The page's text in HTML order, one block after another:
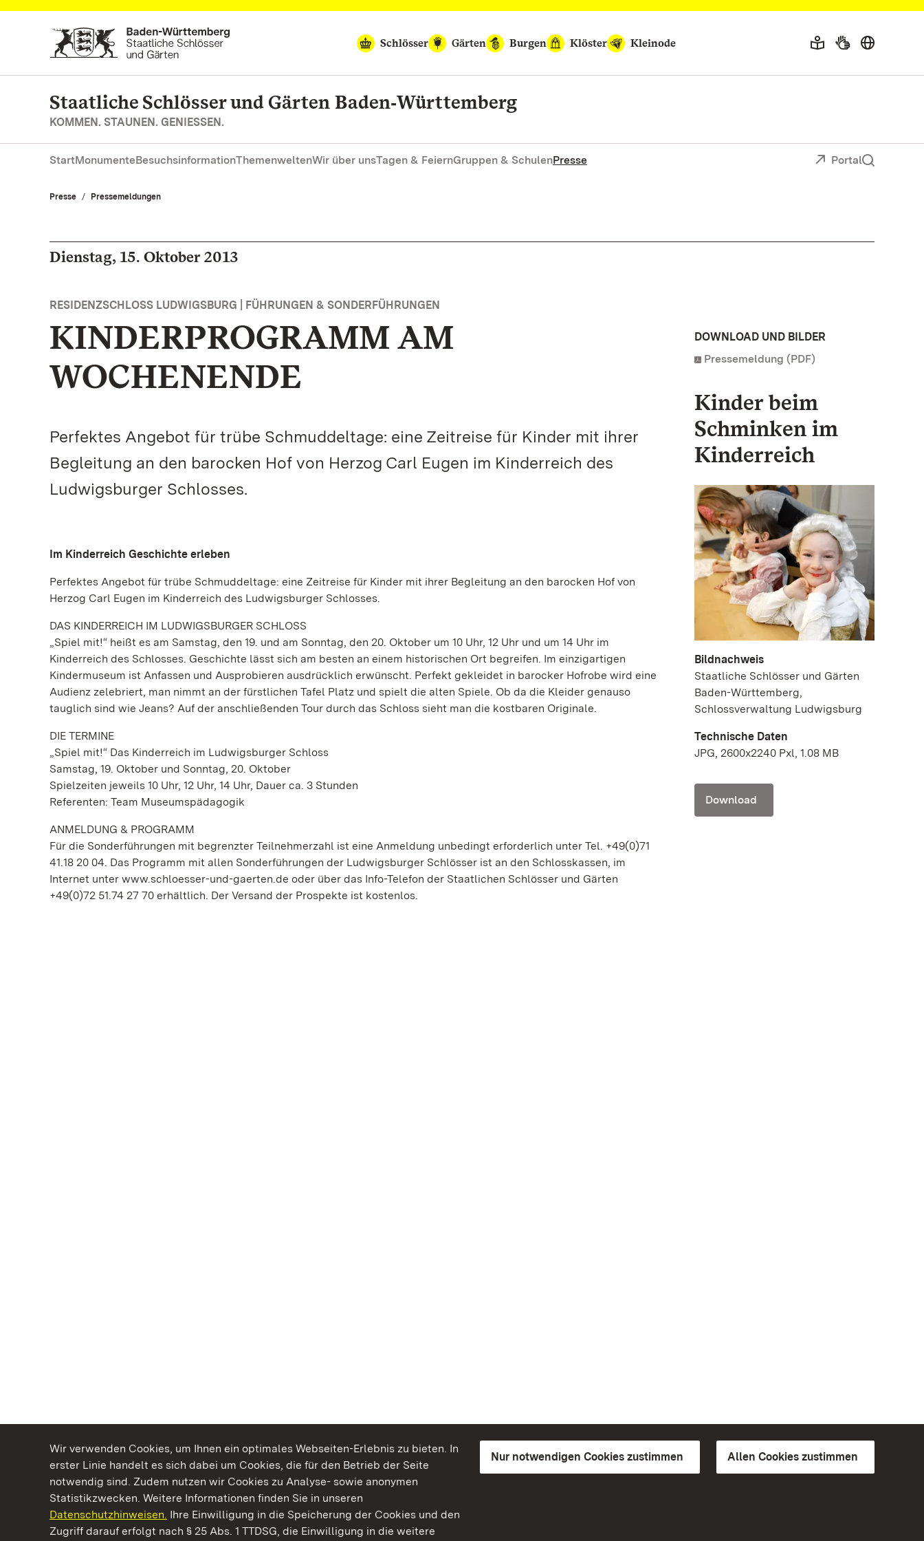
Wir verwenden Cookies, um Ihnen ein optimales Webseiten-Erlebnis zu bieten. In
erster Linie handelt es sich dabei um Cookies, die für den Betrieb der Seite
notwendig sind. Zudem nutzen wir Cookies zu Analyse- sowie anonymen
Statistikzwecken. Weitere Informationen finden Sie in unseren
Datenschutzhinweisen. Ihre Einwilligung in die Speicherung der Cookies und den
Zugriff darauf erfolgt nach § 25 Abs. 1 TTDSG, die Einwilligung in die weitere
Nur notwendigen Cookies zustimmen Allen Cookies zustimmen
Zum Hauptinhalt springen
Schlösser
Gärten Burgen Klöster Kleinode
Staatliche Schlösser und Gärten Baden‑Württemberg
KOMMEN. STAUNEN. GENIESSEN.
StartMonumenteBesuchsinformationThemenweltenWir über unsTagen & FeiernGruppen & SchulenPresse Portal
Presse Pressemeldungen
Dienstag, 15. Oktober 2013
RESIDENZSCHLOSS LUDWIGSBURG | FÜHRUNGEN & SONDERFÜHRUNGEN
KINDERPROGRAMM AM
WOCHENENDE
Perfektes Angebot für trübe Schmuddeltage: eine Zeitreise für Kinder mit ihrer
Begleitung an den barocken Hof von Herzog Carl Eugen im Kinderreich des
Ludwigsburger Schlosses.
Im Kinderreich Geschichte erleben
Perfektes Angebot für trübe Schmuddeltage: eine Zeitreise für Kinder mit ihrer Begleitung an den barocken Hof von
Herzog Carl Eugen im Kinderreich des Ludwigsburger Schlosses.
DAS KINDERREICH IM LUDWIGSBURGER SCHLOSS
„Spiel mit!“ heißt es am Samstag, den 19. und am Sonntag, den 20. Oktober um 10 Uhr, 12 Uhr und um 14 Uhr im
Kinderreich des Schlosses. Geschichte lässt sich am besten an einem historischen Ort begreifen. Im einzigartigen
Kindermuseum ist Anfassen und Ausprobieren ausdrücklich erwünscht. Perfekt gekleidet in barocker Hofrobe wird eine
Audienz zelebriert, man nimmt an der fürstlichen Tafel Platz und spielt die alten Spiele. Ob da die Kleider genauso
tauglich sind wie Jeans? Auf der anschließenden Tour durch das Schloss sieht man die kostbaren Originale.
DIE TERMINE
„Spiel mit!“ Das Kinderreich im Ludwigsburger Schloss
Samstag, 19. Oktober und Sonntag, 20. Oktober
Spielzeiten jeweils 10 Uhr, 12 Uhr, 14 Uhr, Dauer ca. 3 Stunden
Referenten: Team Museumspädagogik
ANMELDUNG & PROGRAMM
Für die Sonderführungen mit begrenzter Teilnehmerzahl ist eine Anmeldung unbedingt erforderlich unter Tel. +49(0)71
41.18 20 04. Das Programm mit allen Sonderführungen der Ludwigsburger Schlösser ist an den Schlosskassen, im
Internet unter www.schloesser-und-gaerten.de oder über das Info-Telefon der Staatlichen Schlösser und Gärten
+49(0)72 51.74 27 70 erhältlich. Der Versand der Prospekte ist kostenlos.
DOWNLOAD UND BILDER
Pressemeldung (PDF)
Kinder beim
Schminken im
Kinderreich
Bildnachweis
Staatliche Schlösser und Gärten
Baden-Württemberg,
Schlossverwaltung Ludwigsburg
Technische Daten
JPG, 2600x2240 Pxl, 1.08 MB
Download
Kommen. Staunen. Genießen.